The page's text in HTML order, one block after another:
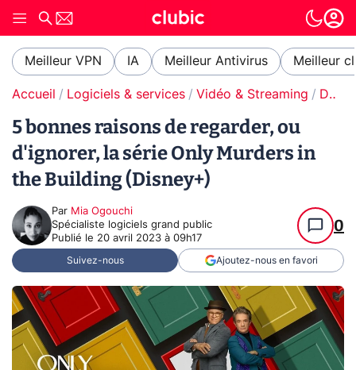
Meilleur VPN IA Meilleur Antivirus Meilleur
Accueil Logiciels & services Vidéo & Streaming Disney+
5 bonnes raisons de regarder, ou
d'ignorer, la série Only Murders in
the Building (Disney+)
Par Mia Ogouchi
Spécialiste logiciels grand public
Publié le 20 avril 2023 à 09h17
0
Suivez-nous Ajoutez-nous en favori